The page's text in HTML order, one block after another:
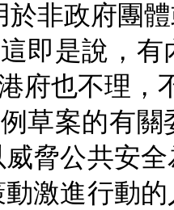
於非政府團
即是說，
府也不理，
草案的有
脅公共安
激進行動